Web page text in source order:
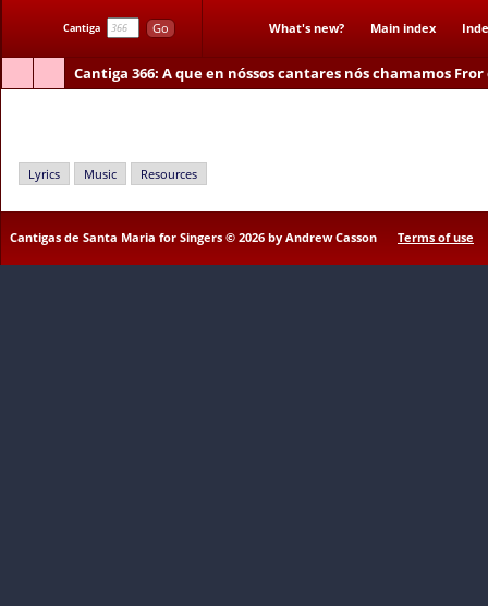
Cantiga Go What's new? Main index
Cantiga 366: A que en nóssos cantares nós chamamos Fror
Lyrics Music Resources
Cantigas de Santa Maria for Singers © 2026 by Andrew Casson Terms of use